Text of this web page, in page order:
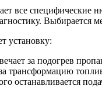
все специфические
Выбирается
установку:
за подогрев
трансформацию
останавливается